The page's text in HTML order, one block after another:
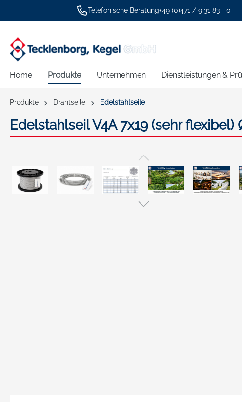
Zur Hauptnavigation springen
Telefonische Beratung+49 (0)471 / 9 31 83 - 0
Home Produkte Unternehmen Dienstleistungen &
Produkte Drahtseile Edelstahlseile
Edelstahlseil V4A 7x19 (sehr flexibel)
Bildergalerie überspringen